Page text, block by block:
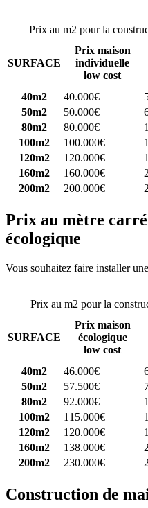
Prix au m2 pour la
SURFACE
Prix maison
individuelle
low cost
40m2
40.000€
50m2
50.000€
80m2
80.000€
100m2
100.000€
120m2
120.000€
160m2
160.000€
200m2
200.000€
Prix au mètre
écologique
Vous souhaitez faire installer
Prix au m2 pour la
SURFACE
Prix maison
écologique
low cost
40m2
46.000€
50m2
57.500€
80m2
92.000€
100m2
115.000€
120m2
120.000€
160m2
138.000€
200m2
230.000€
Construction de